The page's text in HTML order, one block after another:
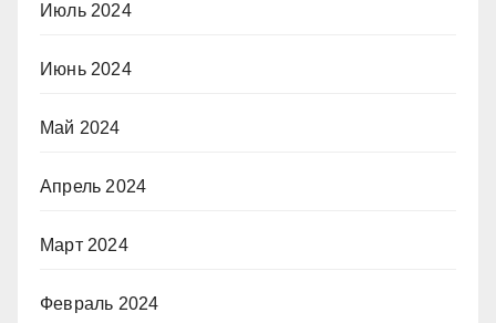
Июль 2024
Июнь 2024
Май 2024
Апрель 2024
Март 2024
Февраль 2024